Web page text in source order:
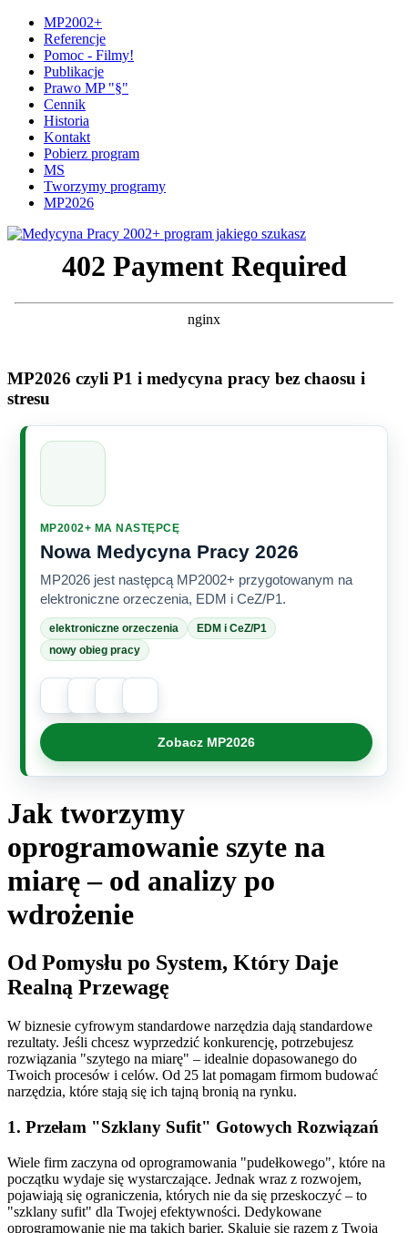
MP2002+
Referencje
Pomoc - Filmy!
Publikacje
Prawo MP "§"
Cennik
Historia
Kontakt
Pobierz program
MS
Tworzymy programy
MP2026
MP2026 czyli P1 i medycyna pracy bez chaosu i
stresu
MP2002+ MA NASTĘPCĘ
Nowa Medycyna Pracy 2026
MP2026 jest następcą MP2002+ przygotowanym na
elektroniczne orzeczenia, EDM i CeZ/P1.
elektroniczne orzeczenia
EDM i CeZ/P1
nowy obieg pracy
Zobacz MP2026
Jak tworzymy
oprogramowanie szyte na
miarę – od analizy po
wdrożenie
Od Pomysłu po System, Który Daje
Realną Przewagę
W biznesie cyfrowym standardowe narzędzia dają standardowe
rezultaty. Jeśli chcesz wyprzedzić konkurencję, potrzebujesz
rozwiązania "szytego na miarę" – idealnie dopasowanego do
Twoich procesów i celów. Od 25 lat pomagam firmom budować
narzędzia, które stają się ich tajną bronią na rynku.
1. Przełam "Szklany Sufit" Gotowych Rozwiązań
Wiele firm zaczyna od oprogramowania "pudełkowego", które na
początku wydaje się wystarczające. Jednak wraz z rozwojem,
pojawiają się ograniczenia, których nie da się przeskoczyć – to
"szklany sufit" dla Twojej efektywności. Dedykowane
oprogramowanie nie ma takich barier. Skaluje się razem z Twoją